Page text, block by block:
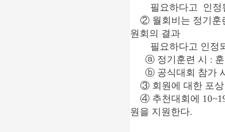
필요하다고 인정될
② 월회비는 정기훈
원회의 결과
필요하다고 인정
ⓐ 정기훈련 시 : 훈
ⓑ 공식대회 참가 시
③ 회원에 대한 포상
④ 추천대회에
원을 지원한다.